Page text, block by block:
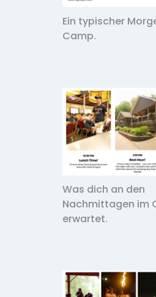
Ein typischer
Camp.
Was dich an den
Nachmittagen im
erwartet.